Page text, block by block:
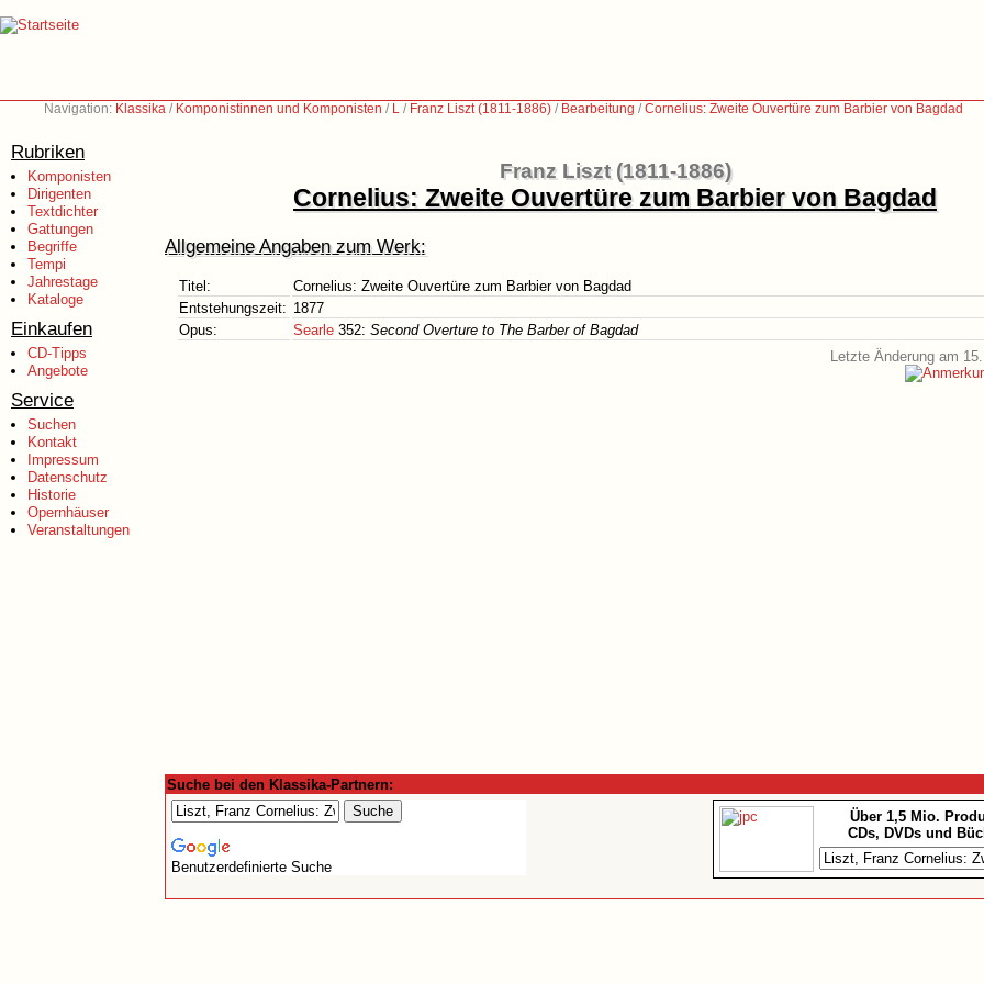
Navigation: Klassika / Komponistinnen und Komponisten / L / Franz Liszt (1811-1886) / Bearbeitung /Cornelius: Zweite Ouvertüre zum Barbier von Bagdad
Rubriken
Komponisten
Dirigenten
Textdichter
Gattungen
Begriffe
Tempi
Jahrestage
Kataloge
Einkaufen
CD-Tipps
Angebote
Service
Suchen
Kontakt
Impressum
Datenschutz
Historie
Opernhäuser
Veranstaltungen
Franz Liszt (1811-1886)
Cornelius: Zweite Ouvertüre zum Barbier von Bagdad
Allgemeine Angaben zum Werk:
Titel:
Cornelius: Zweite Ouvertüre zum Barbier von Bagdad
Entstehungszeit: 1877
Opus:
Searle 352: Second Overture to The Barber of Bagdad
Letzte Änderung am
Suche bei den Klassika-Partnern:
Benutzerdefinierte Suche
Über 1,5 Mio.
CDs, DVDs und